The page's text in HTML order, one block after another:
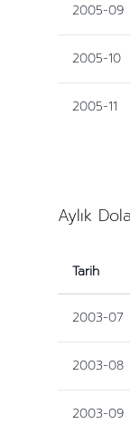
2005-09
2005-10
2005-11
Aylık
Tarih
2003-07
2003-08
2003-09